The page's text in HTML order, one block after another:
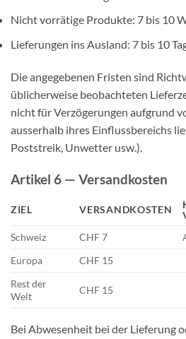
Nicht vorrätige Produkte: 7 bis 10
Lieferungen ins Ausland: 7 bis 10
Die angegebenen Fristen sind
üblicherweise beobachteten
nicht für Verzögerungen aufgrund
ausserhalb ihres Einflussbereichs
Poststreik, Unwetter usw.).
Artikel 6 — Versandkosten
ZIEL VERSANDKOSTEN
Schweiz
CHF 7
Europa
CHF 15
Rest der
Welt
CHF 15
Bei Abwesenheit bei der Lieferung